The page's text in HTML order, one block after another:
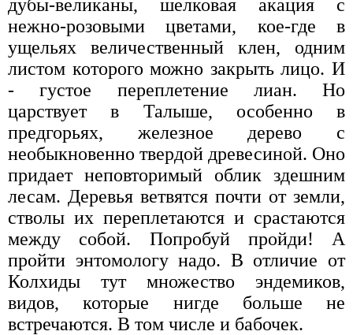
дубы-великаны, шелковая акация с
нежно-розовыми цветами, кое-где в
ущельях величественный клен, одним
листом которого можно закрыть лицо. И
- густое переплетение лиан. Но
царствует в Талыше, особенно в
предгорьях, железное дерево с
необыкновенно твердой древесиной. Оно
придает неповторимый облик здешним
лесам. Деревья ветвятся почти от земли,
стволы их переплетаются и срастаются
между собой. Попробуй пройди! А
пройти энтомологу надо. В отличие от
Колхиды тут множество эндемиков,
видов, которые нигде больше не
встречаются. В том числе и бабочек.